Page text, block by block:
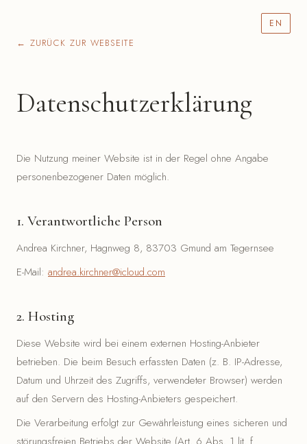
EN
← ZURÜCK ZUR WEBSEITE
Datenschutzerklärung
Die Nutzung meiner Website ist in der Regel ohne Angabe
personenbezogener Daten möglich.
1. Verantwortliche Person
Andrea Kirchner, Hagnweg 8, 83703 Gmund am Tegernsee
E-Mail: andrea.kirchner@icloud.com
2. Hosting
Diese Website wird bei einem externen Hosting-Anbieter
betrieben. Die beim Besuch erfassten Daten (z. B. IP-Adresse,
Datum und Uhrzeit des Zugriffs, verwendeter Browser) werden
auf den Servern des Hosting-Anbieters gespeichert.
Die Verarbeitung erfolgt zur Gewährleistung eines sicheren und